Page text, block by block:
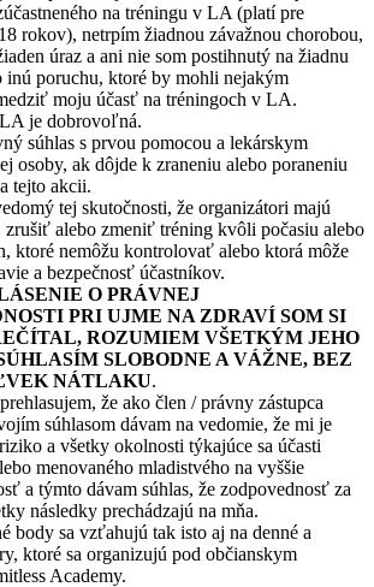
na tréningu v LA (platí pre
rokov), netrpím žiadnou závažnou chorobou,
úraz a ani nie som postihnutý na žiadnu
inú poruchu, ktoré by mohli nejakým
moju účasť na tréningoch v LA.
je dobrovoľná.
súhlas s prvou pomocou a lekárskym
osoby, ak dôjde k zraneniu alebo poraneniu
tejto akcii.
tej skutočnosti, že organizátori majú
alebo zmeniť tréning kvôli počasiu alebo
ktoré nemôžu kontrolovať alebo ktorá môže
a bezpečnosť účastníkov.
O PRÁVNEJ
PRI UJME NA ZDRAVÍ SOM SI
ROZUMIEM VŠETKÝM JEHO
SLOBODNE A VÁŽNE, BEZ
NÁTLAKU.
že ako člen / právny zástupca
súhlasom dávam na vedomie, že mi je
a všetky okolnosti týkajúce sa účasti
menovaného mladistvého na vyššie
a týmto dávam súhlas, že zodpovednosť za
následky prechádzajú na mňa.
body sa vzťahujú tak isto aj na denné a
ktoré sa organizujú pod občianskym
Academy.